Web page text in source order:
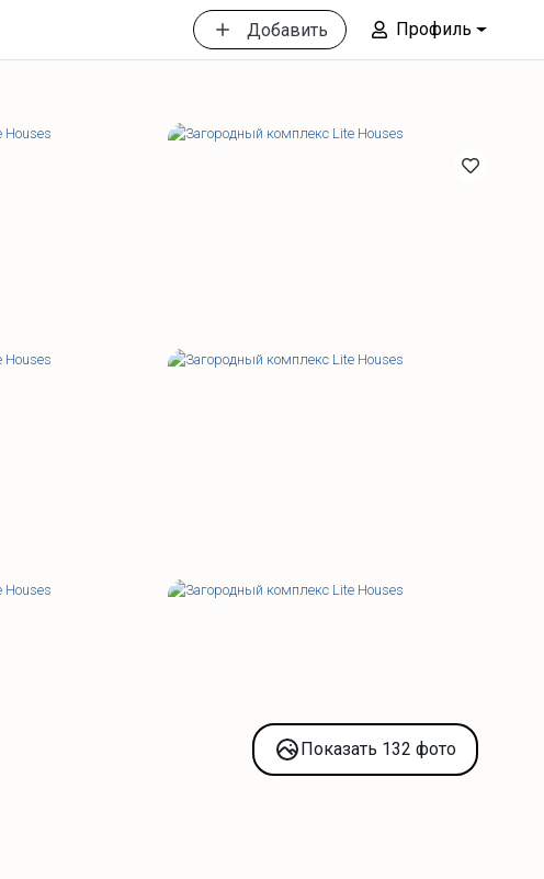
Добавить Профиль
Показать 132 фото